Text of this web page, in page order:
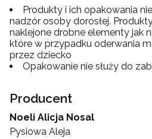
Produkty i ich opakowania
nadzór osoby dorosłej.
naklejone drobne elementy jak
które w przypadku oderwania
przez dziecko
Opakowanie nie służy do
Producent
Noeli Alicja Nosal
Pysiowa Aleja